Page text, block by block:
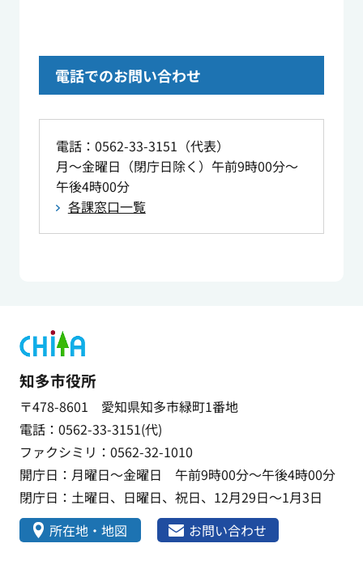
電話でのお問い合わせ
電話：0562-33-3151（代表）
月～金曜日（閉庁日除く）午前9時00分～
午後4時00分
各課窓口一覧
知多市役所
〒478-8601 愛知県知多市緑町1番地
電話：0562-33-3151(代)
ファクシミリ：0562-32-1010
開庁日：月曜日～金曜日 午前9時00分～午後4時00分
閉庁日：土曜日、日曜日、祝日、12月29日～1月3日
所在地・地図
お問い合わせ